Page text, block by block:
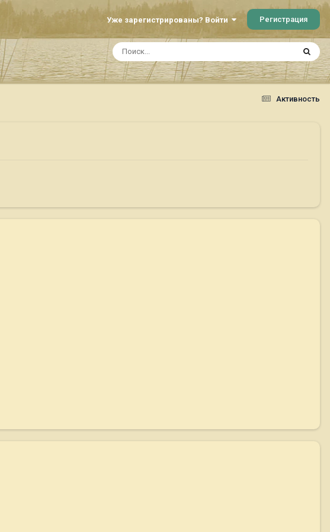
Уже зарегистрированы? Войти Регистрация
Активность